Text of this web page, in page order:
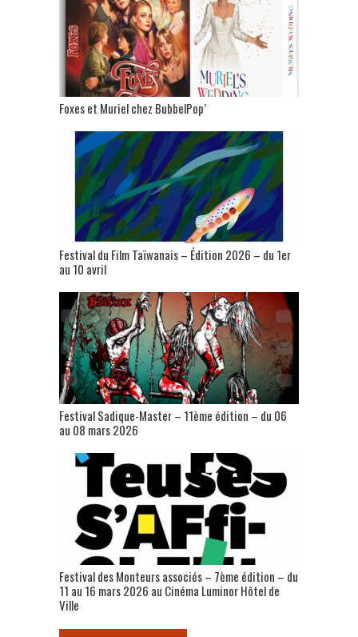
Foxes et Muriel chez BubbelPop’
Festival du Film Taïwanais – Édition 2026 – du 1er
au 10 avril
Festival Sadique-Master – 11ème édition – du 06
au 08 mars 2026
Festival des Monteurs associés – 7ème édition – du
11 au 16 mars 2026 au Cinéma Luminor Hôtel de
Ville